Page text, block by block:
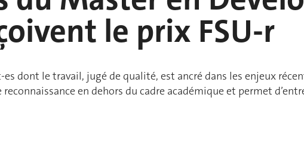
le prix FSU-r
dont le travail, jugé de qualité, est ancré dans les enjeux
en dehors du cadre académique et permet